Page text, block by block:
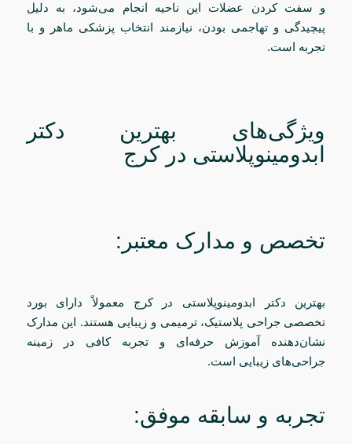
و سفت کردن عضلات این ناحیه انجام می‌شود، به دلیل
پیچیدگی و تهاجمی بودن، نیازمند انتخاب پزشکی ماهر و با
تجربه است.
ویژگی‌های بهترین دکتر
ابدومینوپلاستی در کرج
تخصص و مدارک معتبر:
بهترین دکتر ابدومینوپلاستی در کرج معمولاً دارای بورد
تخصصی جراحی پلاستیک، ترمیمی و زیبایی هستند. این مدارک
نشان‌دهنده آموزش حرفه‌ای و تجربه کافی در زمینه
جراحی‌های زیبایی است.
تجربه و سابقه موفق: